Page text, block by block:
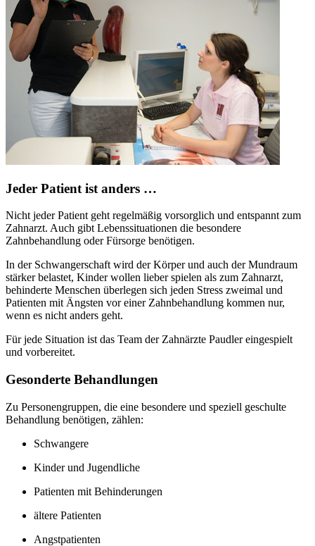
Jeder Patient ist anders …
Nicht jeder Patient geht regelmäßig vorsorglich und entspannt zum
Zahnarzt. Auch gibt Lebenssituationen die besondere
Zahnbehandlung oder Fürsorge benötigen.
In der Schwangerschaft wird der Körper und auch der Mundraum
stärker belastet, Kinder wollen lieber spielen als zum Zahnarzt,
behinderte Menschen überlegen sich jeden Stress zweimal und
Patienten mit Ängsten vor einer Zahnbehandlung kommen nur,
wenn es nicht anders geht.
Für jede Situation ist das Team der Zahnärzte Paudler eingespielt
und vorbereitet.
Gesonderte Behandlungen
Zu Personengruppen, die eine besondere und speziell geschulte
Behandlung benötigen, zählen:
Schwangere
Kinder und Jugendliche
Patienten mit Behinderungen
ältere Patienten
Angstpatienten